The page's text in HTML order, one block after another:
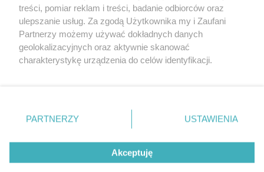
© 2026 Grupa ZPR Media
treści, pomiar reklam i treści, badanie odbiorców oraz
ulepszanie usług. Za zgodą Użytkownika my i Zaufani
Partnerzy możemy używać dokładnych danych
geolokalizacyjnych oraz aktywnie skanować
charakterystykę urządzenia do celów identyfikacji.
zmienić/wycofać klikając przycisk ustawień prywatności
znajdujący się w lewym dolnym rogu strony
rodzaje przetwarzania danych nie wymagają zgody
użytkownika, ale masz prawo sprzeciwić się takiemu
przetwarzaniu. Preferencje będą miały zastosowanie tylko
PARTNERZY USTAWIENIA
Akceptuję